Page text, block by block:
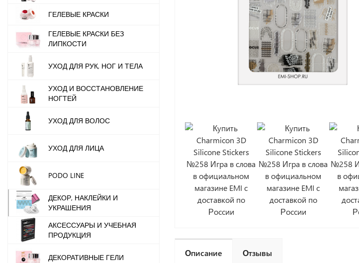
Описание Отзывы
ГЕЛЕВЫЕ КРАСКИ
ГЕЛЕВЫЕ КРАСКИ БЕЗ
ЛИПКОСТИ
УХОД ДЛЯ РУК, НОГ И ТЕЛА
УХОД И ВОССТАНОВЛЕНИЕ
НОГТЕЙ
УХОД ДЛЯ ВОЛОС
УХОД ДЛЯ ЛИЦА
PODO LINE
ДЕКОР, НАКЛЕЙКИ И
УКРАШЕНИЯ
АКСЕССУАРЫ И УЧЕБНАЯ
ПРОДУКЦИЯ
ДЕКОРАТИВНЫЕ ГЕЛИ